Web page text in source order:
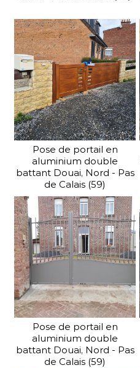
Pose de portail en
aluminium double
battant Douai, Nord - Pas
de Calais (59)
Pose de portail en
aluminium double
battant Douai, Nord - Pas
de Calais (59)